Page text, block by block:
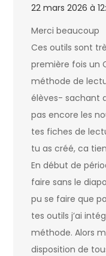
22 mars 2026 à
Merci beaucoup
Ces outils sont
première fois un
méthode de
élèves- sachant
pas encore les
tes fiches de
tu as créé, ca
En début de
faire sans le
pu se faire que
tes outils j’ai
méthode. Alors
disposition de